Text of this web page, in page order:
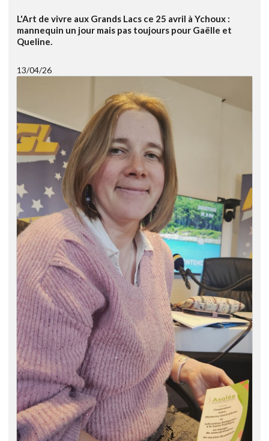
L'Art de vivre aux Grands Lacs ce 25 avril à Ychoux :
mannequin un jour mais pas toujours pour Gaëlle et
Queline.
13/04/26